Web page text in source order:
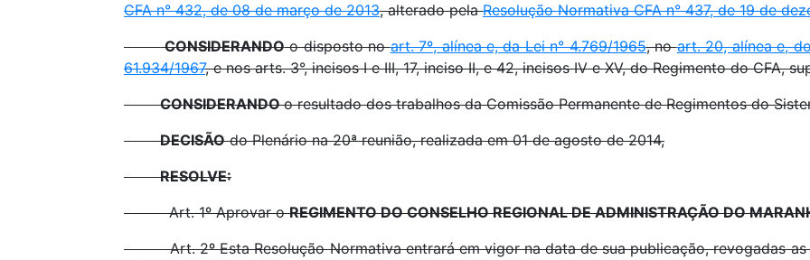
CFA n° 432, de 08 de março de 2013, alterado pelaResolução Normativa CFA n° 437, de 19 de
CONSIDERANDOo disposto noart. 7º, alínea e, da Lei n° 4.769/1965, noart. 20, alínea e,
61.934/1967, e nos arts. 3°, incisos I e III, 17, inciso II, e 42, incisos IV e XV, do Regimento do CFA,
CONSIDERANDOo resultado dos trabalhos da Comissão Permanente de Regimentos do
DECISÃOdo Plenário na 20ª reunião, realizada em 01 de agosto de 2014,
RESOLVE:
Art. 1º Aprovar oREGIMENTO DO CONSELHO REGIONAL DE ADMINISTRAÇÃO DO
Art. 2º Esta Resolução Normativa entrará em vigor na data de sua publicação, revogadas as